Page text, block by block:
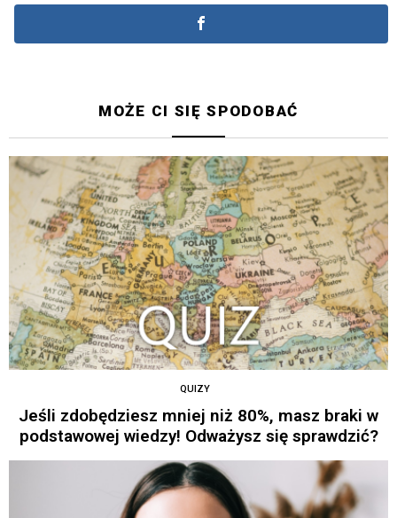
MOŻE CI SIĘ SPODOBAĆ
QUIZY
Jeśli zdobędziesz mniej niż 80%, masz braki w
podstawowej wiedzy! Odważysz się sprawdzić?